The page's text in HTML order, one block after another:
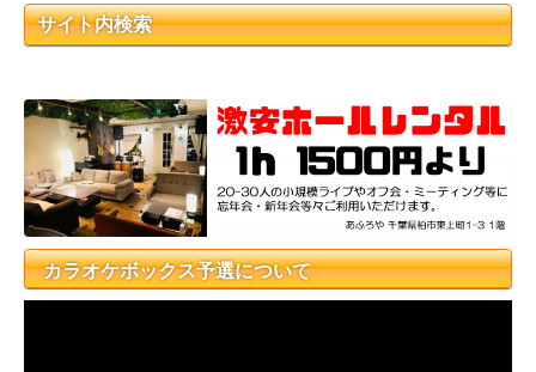
サイト内検索
カラオケボックス予選について